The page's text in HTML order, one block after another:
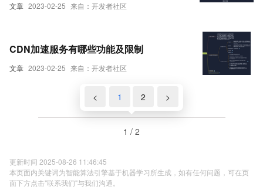
文章 2023-02-25 来自：开发者社区
文章 2023-02-25 来自：开发者社区
CDN加速服务有哪些功能及限制
< 1 2 >
1 / 2
更新时间 2025-08-26 11:46:45
本页面内关键词为智能算法引擎基于机器学习所生成，如有任何问题，可在页
面下方点击"联系我们"与我们沟通。